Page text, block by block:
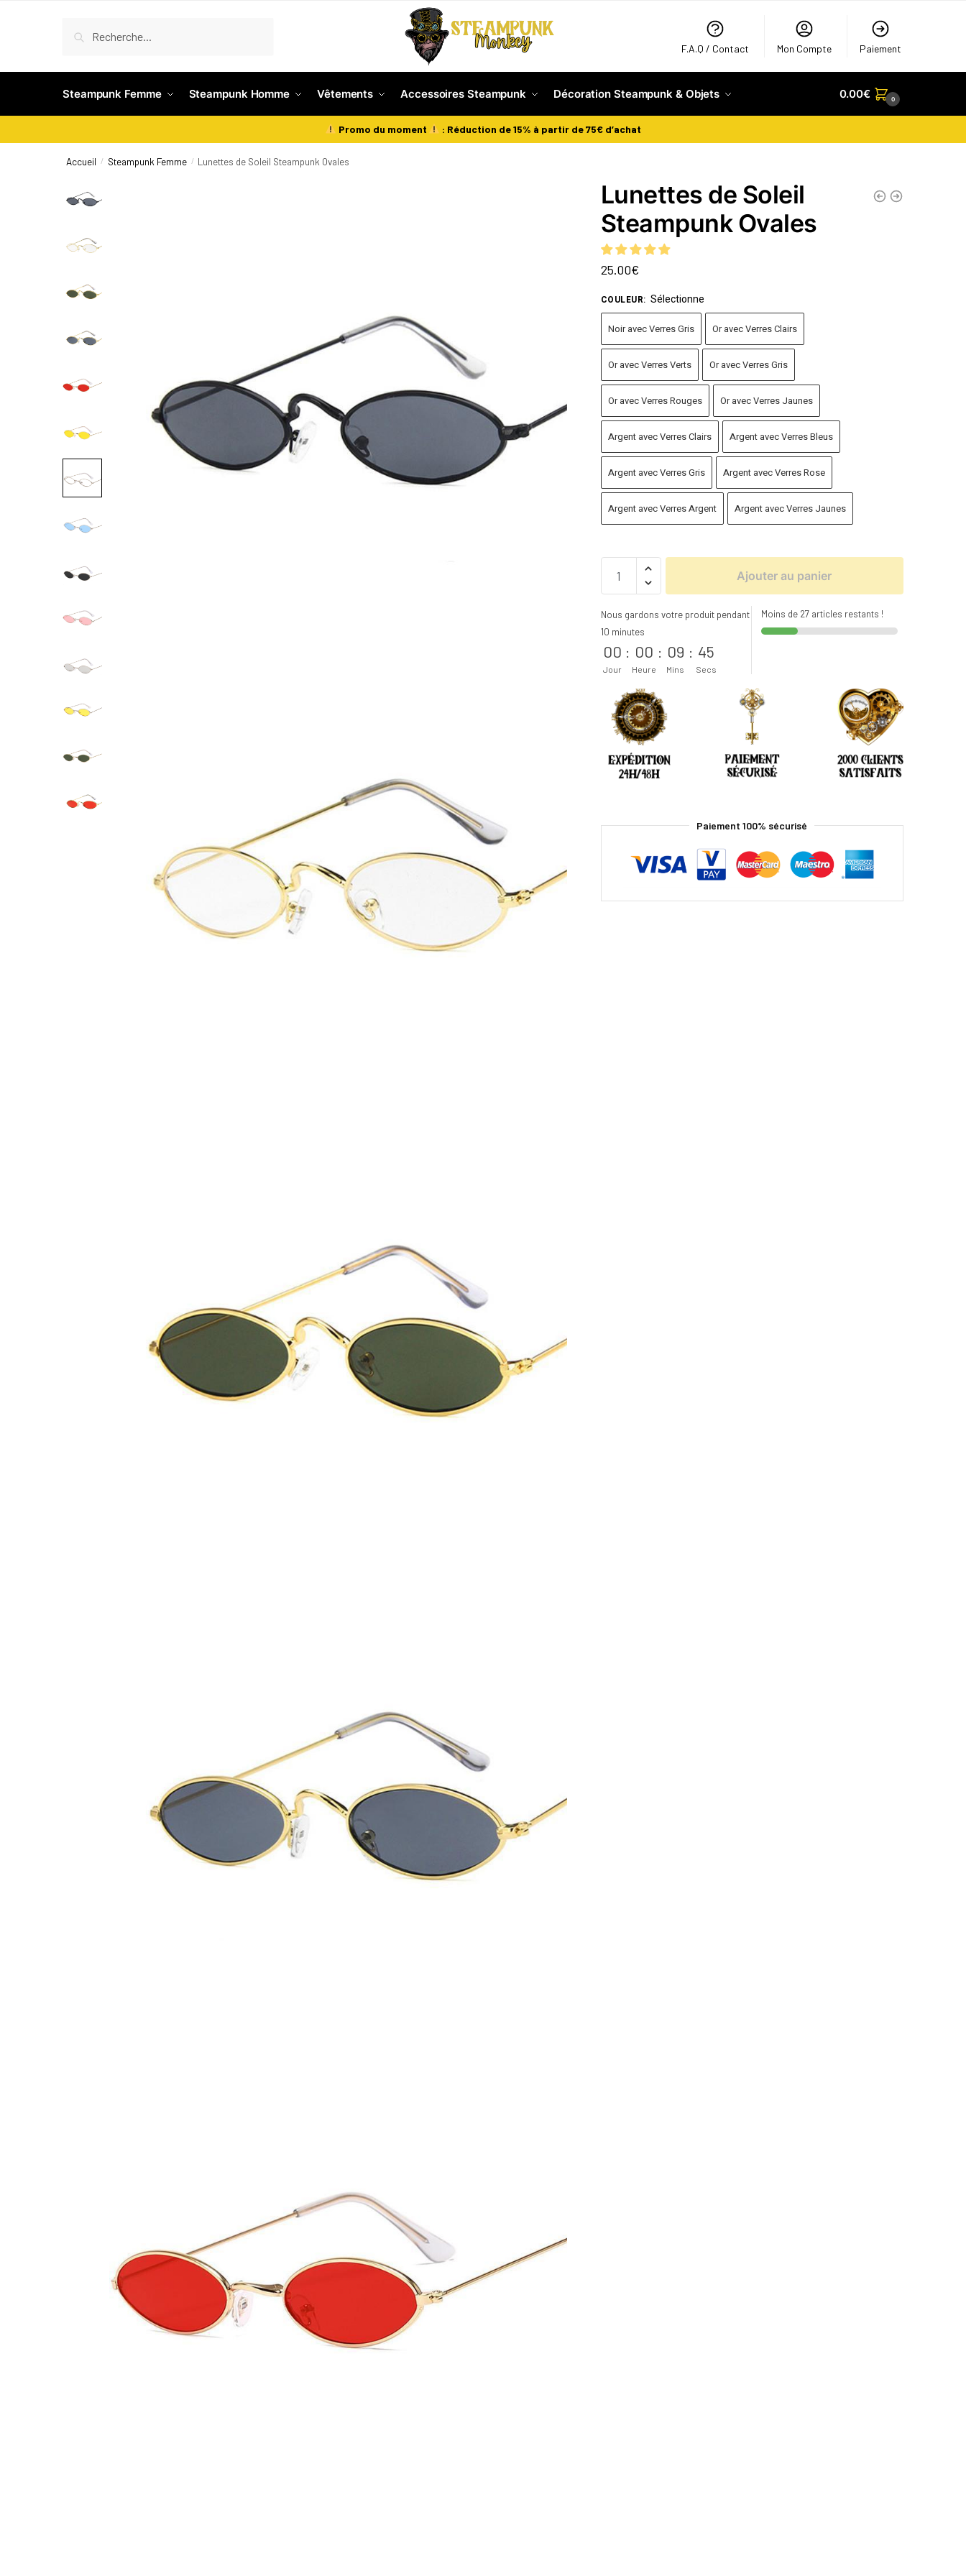
F.A.Q / Contact Mon Compte Paiement
Steampunk Femme Steampunk Homme Vêtements Accessoires Steampunk Décoration Steampunk & Objets 0.00€ 0
Promo du moment : Réduction de 15% à partir de 75€ d’achat
Accueil / Steampunk Femme / Lunettes de Soleil Steampunk Ovales
Lunettes de Soleil
Steampunk Ovales
25.00€
COULEUR: Sélectionne
Noir avec Verres Gris Or avec Verres Clairs
Or avec Verres Verts Or avec Verres Gris
Or avec Verres Rouges Or avec Verres Jaunes
Argent avec Verres Clairs Argent avec Verres Bleus
Argent avec Verres Gris Argent avec Verres Rose
Argent avec Verres Argent Argent avec Verres Jaunes
Ajouter au panier
Nous gardons votre produit pendant
10 minutes
00
Jour
: 00
Heure
: 09
Mins
: 44
Secs
Moins de 27 articles restants !
Paiement 100% sécurisé